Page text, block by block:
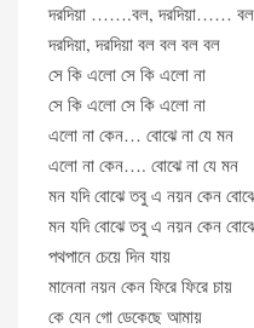
দরদিয়া …….বল, দরদিয়া……
দরদিয়া, দরদিয়া বল বল বল বল
সে কি এলো সে কি এলো না
সে কি এলো সে কি এলো না
এলো না কেন… বোঝে না যে মন
এলো না কেন…. বোঝে না যে মন
মন যদি বোঝে তবু এ নয়ন কেন
মন যদি বোঝে তবু এ নয়ন কেন
পথপানে চেয়ে দিন যায়
মানেনা নয়ন কেন ফিরে ফিরে চায়
কে যেন গো ডেকেছে আমায়